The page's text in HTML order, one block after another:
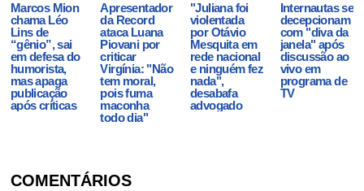
Marcos Mion
chama Léo
Lins de
“gênio”, sai
em defesa do
humorista,
mas apaga
publicação
após críticas
Apresentador
da Record
ataca Luana
Piovani por
criticar
Virgínia: "Não
tem moral,
pois fuma
maconha
todo dia"
"Juliana foi
violentada
por Otávio
Mesquita em
rede nacional
e ninguém fez
nada",
desabafa
advogado
Internautas se
decepcionam
com "diva da
janela" após
discussão ao
vivo em
programa de
TV
COMENTÁRIOS